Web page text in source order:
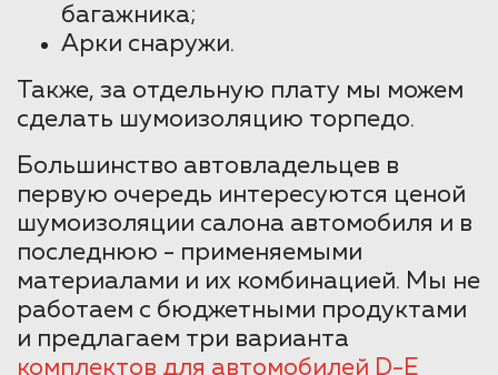
багажника;
Арки снаружи.
Также, за отдельную плату мы можем
сделать шумоизоляцию торпедо.
Большинство автовладельцев в
первую очередь интересуются ценой
шумоизоляции салона автомобиля и в
последнюю - применяемыми
материалами и их комбинацией. Мы не
работаем с бюджетными продуктами
и предлагаем три варианта
комплектов для автомобилей D-E